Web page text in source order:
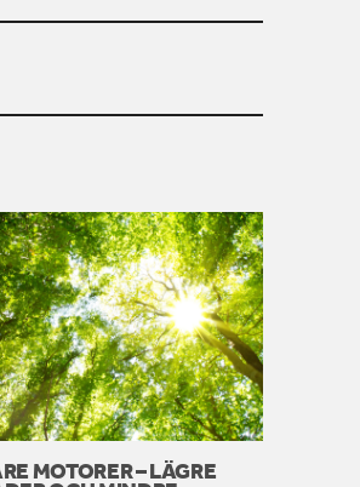
MOTORER – LÄGRE